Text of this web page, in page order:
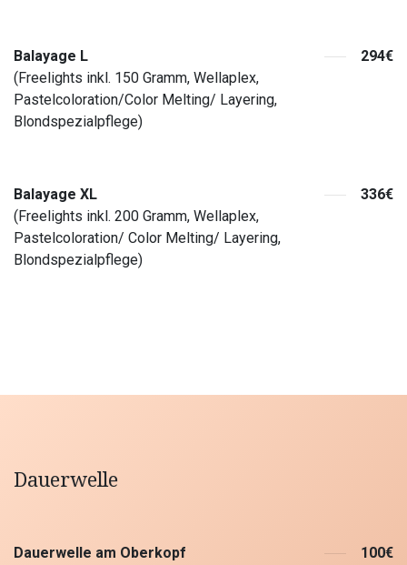
Balayage L
(Freelights inkl. 150 Gramm, Wellaplex,
Pastelcoloration/Color Melting/ Layering,
Blondspezialpflege)
294€
Balayage XL
(Freelights inkl. 200 Gramm, Wellaplex,
Pastelcoloration/ Color Melting/ Layering,
Blondspezialpflege)
336€
Dauerwelle
Dauerwelle am Oberkopf
100€